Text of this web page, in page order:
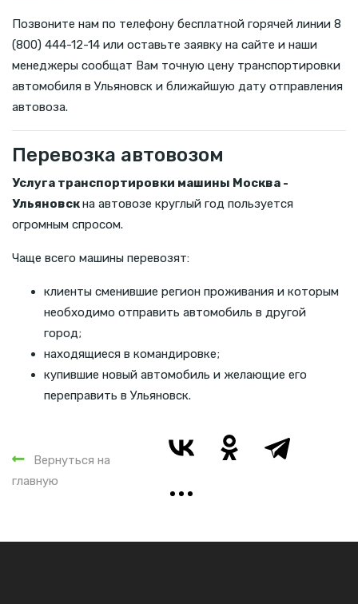
Позвоните нам по телефону бесплатной горячей линии 8
(800) 444-12-14 или оставьте заявку на сайте и наши
менеджеры сообщат Вам точную цену транспортировки
автомобиля в Ульяновск и ближайшую дату отправления
автовоза.
Перевозка автовозом
Услуга транспортировки машины Москва -
Ульяновскна автовозе круглый год пользуется
огромным спросом.
Чаще всего машины перевозят:
клиенты сменившие регион проживания и которым
необходимо отправить автомобиль в другой
город;
находящиеся в командировке;
купившие новый автомобиль и желающие его
переправить в Ульяновск.
Вернуться на
главную